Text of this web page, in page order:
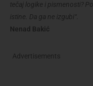
tečaj logike i pismenosti?
istine. Da ga ne izgubi“.
Nenad Bakić
Advertisements